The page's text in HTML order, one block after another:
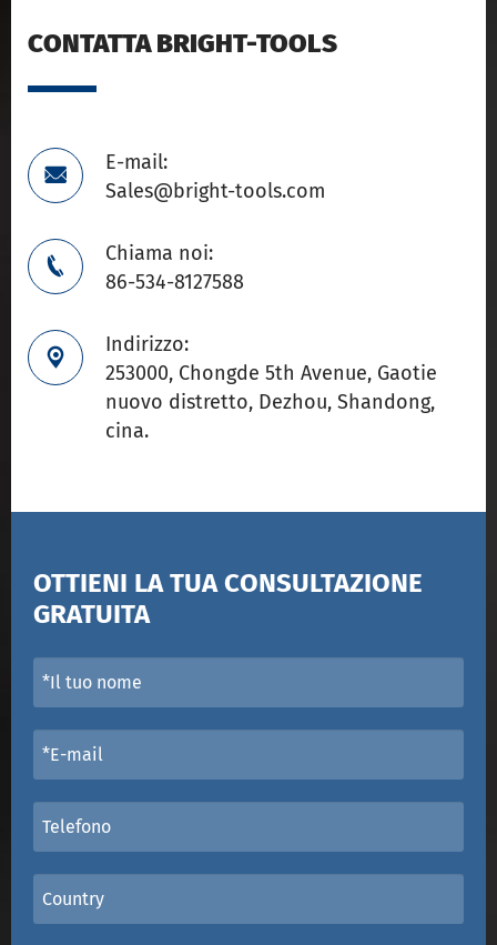
CONTATTA BRIGHT-TOOLS

E-mail:
Sales@bright-tools.com

Chiama noi:
86-534-8127588

Indirizzo:
253000, Chongde 5th Avenue, Gaotie
nuovo distretto, Dezhou, Shandong,
cina.
OTTIENI LA TUA CONSULTAZIONE
GRATUITA